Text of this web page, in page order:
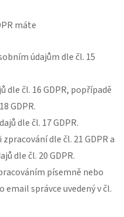
máte
údajům dle čl. 15
dle čl. 16 GDPR, popřípadě
GDPR.
dle čl. 17 GDPR.
dle čl. 21 GDPR a
dle čl. 20 GDPR.
písemně nebo
správce uvedený v čl.